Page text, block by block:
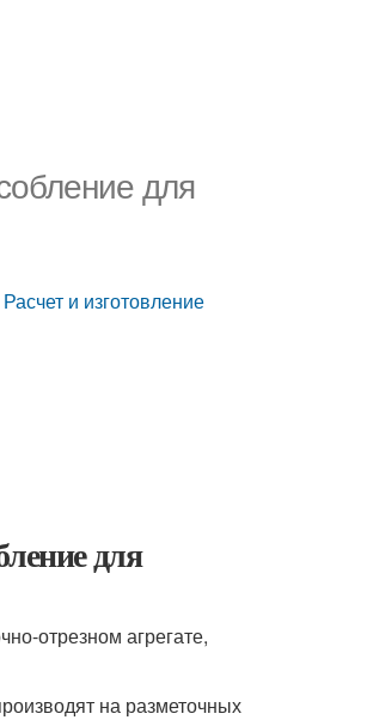
для
и изготовление
для
отрезном агрегате,
на разметочных